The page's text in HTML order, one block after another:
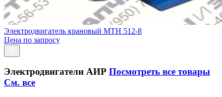
Электродвигатель крановый MTH 512-8
Цена по запросу
Электродвигатели АИР Посмотреть все товары
См. все